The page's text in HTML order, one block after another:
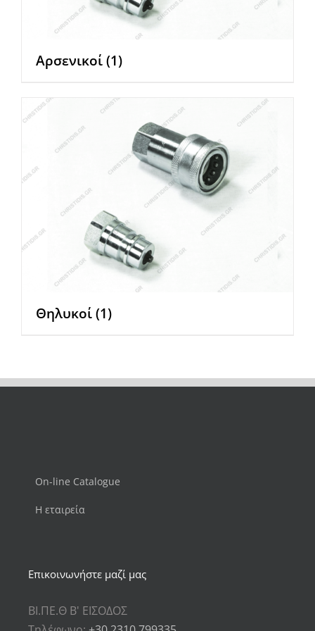
Αρσενικοί(1)
Θηλυκοί(1)
On-line Catalogue
Η εταιρεία
Επικοινωνήστε μαζί μας
ΒΙ.ΠΕ.Θ Β' ΕΙΣΟΔΟΣ